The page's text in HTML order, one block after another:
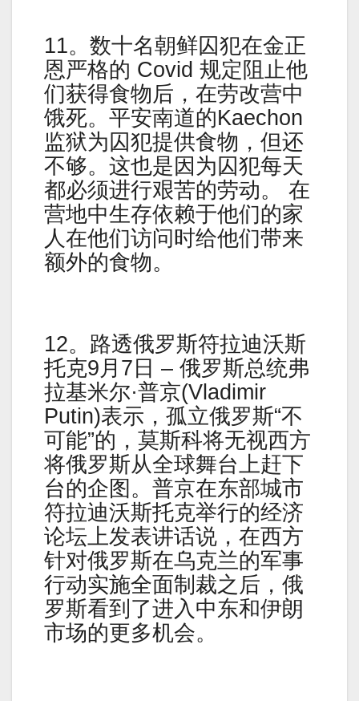
11。数十名朝鲜囚犯在金正
恩严格的 Covid 规定阻止他
们获得食物后，在劳改营中
饿死。平安南道的Kaechon
监狱为囚犯提供食物，但还
不够。这也是因为囚犯每天
都必须进行艰苦的劳动。 在
营地中生存依赖于他们的家
人在他们访问时给他们带来
额外的食物。
12。路透俄罗斯符拉迪沃斯
托克9月7日 – 俄罗斯总统弗
拉基米尔·普京(Vladimir
Putin)表示，孤立俄罗斯“不
可能”的，莫斯科将无视西方
将俄罗斯从全球舞台上赶下
台的企图。普京在东部城市
符拉迪沃斯托克举行的经济
论坛上发表讲话说，在西方
针对俄罗斯在乌克兰的军事
行动实施全面制裁之后，俄
罗斯看到了进入中东和伊朗
市场的更多机会。